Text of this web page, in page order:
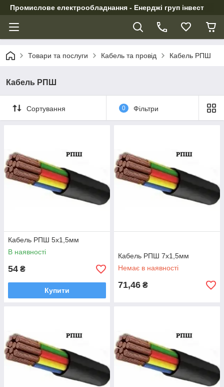
Промислове електрообладнання - Енерджі груп інвест
Товари та послуги Кабель та провід Кабель РПШ
Кабель РПШ
Сортування 0 Фільтри
Кабель РПШ 5х1,5мм
В наявності
54 ₴
Купити
Кабель РПШ 7х1,5мм
Немає в наявності
71,46 ₴